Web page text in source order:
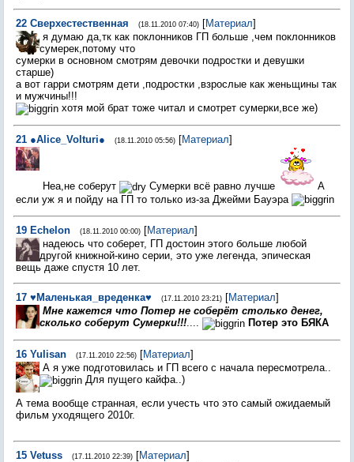
22 Сверхестественная (18.11.2010 07:40) [Материал]
я думаю да,тк как поклонников ГП больше ,чем поклонников
сумерек,потому что
сумерки в основном смотрям девочки подростки и девушки
старше)
а вот гарри смотрям дети ,подростки ,взрослые как женьщины так
и мужчины!!!
хотя мой брат тоже читал и смотрет сумерки,все же)
21 ●Alice_Volturi● (18.11.2010 05:56) [Материал]
Неа,не соберут Сумерки всё равно лучше
А
если уж я и пойду на ГП то только из-за Джейми Бауэра
19 Echelon (18.11.2010 00:00) [Материал]
надеюсь что соберет, ГП достоин этого больше любой
другой книжной-кино серии, это уже легенда, эпическая
вещь даже спустя 10 лет.
17 ♥Маленькая_вреденка♥ (17.11.2010 23:21) [Материал]
Мне кажется что Потер не соберёт столько денег,
сколько соберут Сумерки!!!.... Потер это БЯКА
16 Yulisan (17.11.2010 22:56) [Материал]
А я уже подготовилась и ГП всего с начала пересмотрела..
Для пущего кайфа..)
А тема вообще странная, если учесть что это самый ожидаемый
фильм уходящего 2010г.
15 Vetuss (17.11.2010 22:39) [Материал]